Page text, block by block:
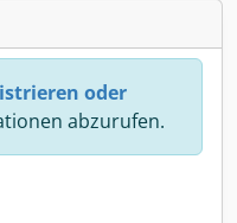
oder
abzurufen.